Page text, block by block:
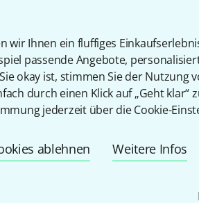
wir Ihnen ein fluffiges
passende Angebote,
okay ist, stimmen Sie der Nutzung
durch einen Klick auf „Geht klar“
jederzeit über die Cookie-
ablehnen Weitere Infos
Sofort lieferbar